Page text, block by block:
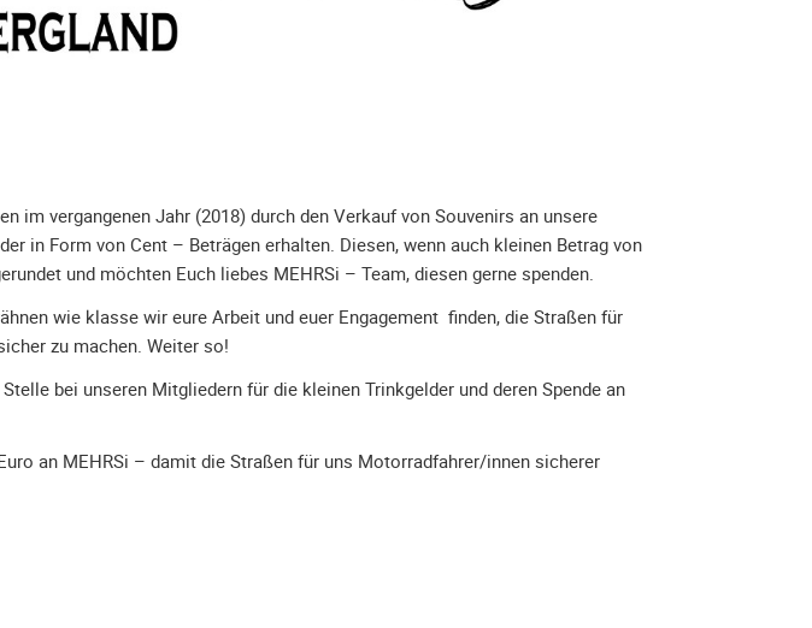
im vergangenen Jahr (2018) durch den Verkauf von Souvenirs an unsere
in Form von Cent – Beträgen erhalten. Diesen, wenn auch kleinen Betrag von
und möchten Euch liebes MEHRSi – Team, diesen gerne spenden.
wie klasse wir eure Arbeit und euer Engagement finden, die Straßen für
zu machen. Weiter so!
bei unseren Mitgliedern für die kleinen Trinkgelder und deren Spende an
an MEHRSi – damit die Straßen für uns Motorradfahrer/innen sicherer